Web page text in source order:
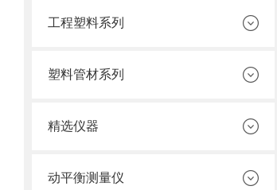
工程塑料系列
塑料管材系列
精选仪器
动平衡测量仪